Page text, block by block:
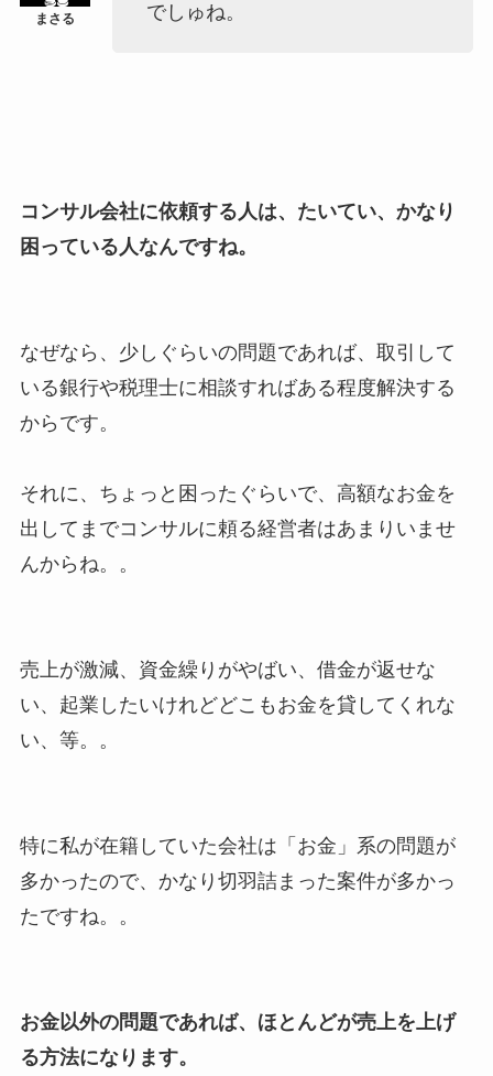
でしゅね。
コンサル会社に依頼する人は、たいてい、かなり
困っている人なんですね。
なぜなら、少しぐらいの問題であれば、取引して
いる銀行や税理士に相談すればある程度解決する
からです。
それに、ちょっと困ったぐらいで、高額なお金を
出してまでコンサルに頼る経営者はあまりいませ
んからね。。
売上が激減、資金繰りがやばい、借金が返せな
い、起業したいけれどどこもお金を貸してくれな
い、等。。
特に私が在籍していた会社は「お金」系の問題が
多かったので、かなり切羽詰まった案件が多かっ
たですね。。
お金以外の問題であれば、ほとんどが売上を上げ
る方法になります。